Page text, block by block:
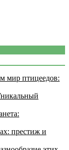
мир птицеедов:
престиж и